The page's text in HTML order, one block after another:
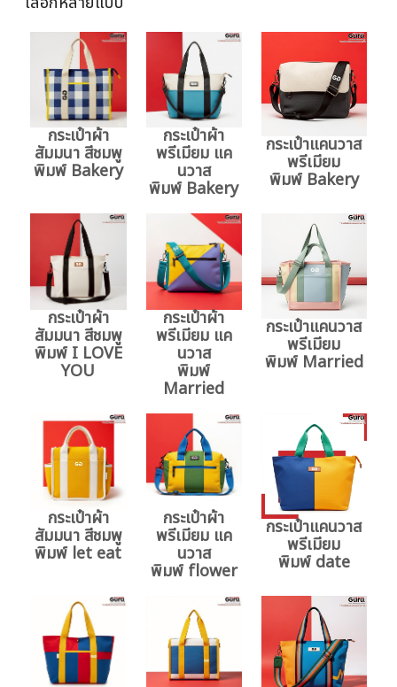
กระเป๋าผ้า
สัมมนา สีชมพู
พิมพ์ Bakery
กระเป๋าผ้า
พรีเมียม แค
นวาส
พิมพ์ Bakery
กระเป๋าแคนวาส
พรีเมียม
พิมพ์ Bakery
กระเป๋าผ้า
สัมมนา สีชมพู
พิมพ์ I LOVE
YOU
กระเป๋าผ้า
พรีเมียม แค
นวาส
พิมพ์
Married
กระเป๋าแคนวาส
พรีเมียม
พิมพ์ Married
กระเป๋าผ้า
สัมมนา สีชมพู
พิมพ์ let eat
กระเป๋าผ้า
พรีเมียม แค
นวาส
พิมพ์ flower
กระเป๋าแคนวาส
พรีเมียม
พิมพ์ date